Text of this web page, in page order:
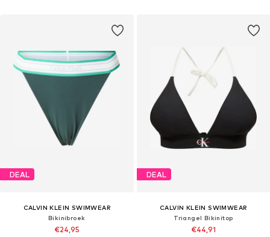
DEAL
CALVIN KLEIN SWIMWEAR
Bikinibroek
€24,95
DEAL
CALVIN KLEIN SWIMWEAR
Triangel Bikinitop
€44,91